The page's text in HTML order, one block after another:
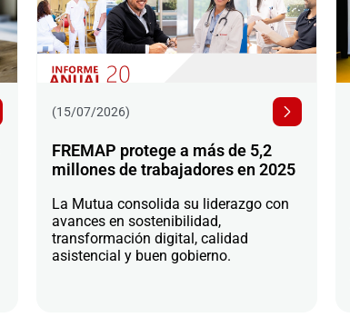
(15/07/2026)
FREMAP protege a más de 5,2
millones de trabajadores en 2025
La Mutua consolida su liderazgo con
avances en sostenibilidad,
transformación digital, calidad
asistencial y buen gobierno.